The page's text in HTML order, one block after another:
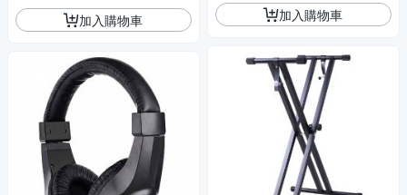
加入購物車 加入購物車